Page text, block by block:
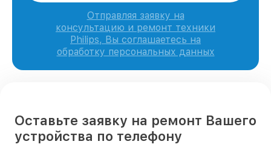
Отправляя заявку на
консультацию и ремонт техники
Philips, Вы соглашаетесь на
обработку персональных данных
Оставьте заявку на ремонт Вашего
устройства по телефону